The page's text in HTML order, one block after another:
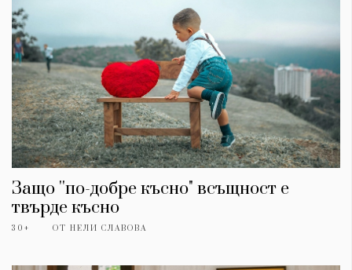
Защо ''по-добре късно" всъщност е
твърде късно
30+ ОТ НЕЛИ СЛАВОВА